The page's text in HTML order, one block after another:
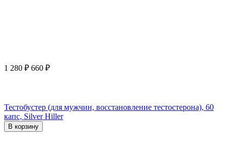
1 280 ₽ 660 ₽
Тестобустер (для мужчин, восстановление тестостерона), 60
капс, Silver Hiller
В корзину